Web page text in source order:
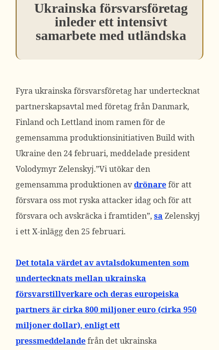
Ukrainska försvarsföretag
inleder ett intensivt
samarbete med utländska
Fyra ukrainska försvarsföretag har undertecknat
partnerskapsavtal med företag från Danmark,
Finland och Lettland inom ramen för de
gemensamma produktionsinitiativen Build with
Ukraine den 24 februari, meddelade president
Volodymyr Zelenskyj.”Vi utökar den
gemensamma produktionen avdrönareför att
försvara oss mot ryska attacker idag och för att
försvara och avskräcka i framtiden”, sa Zelenskyj
i ett X-inlägg den 25 februari.
Det totala värdet av avtalsdokumenten som
undertecknats mellan ukrainska
försvarstillverkare och deras europeiska
partners är cirka 800 miljoner euro (cirka 950
miljoner dollar), enligt ett
pressmeddelandefrån det ukrainska